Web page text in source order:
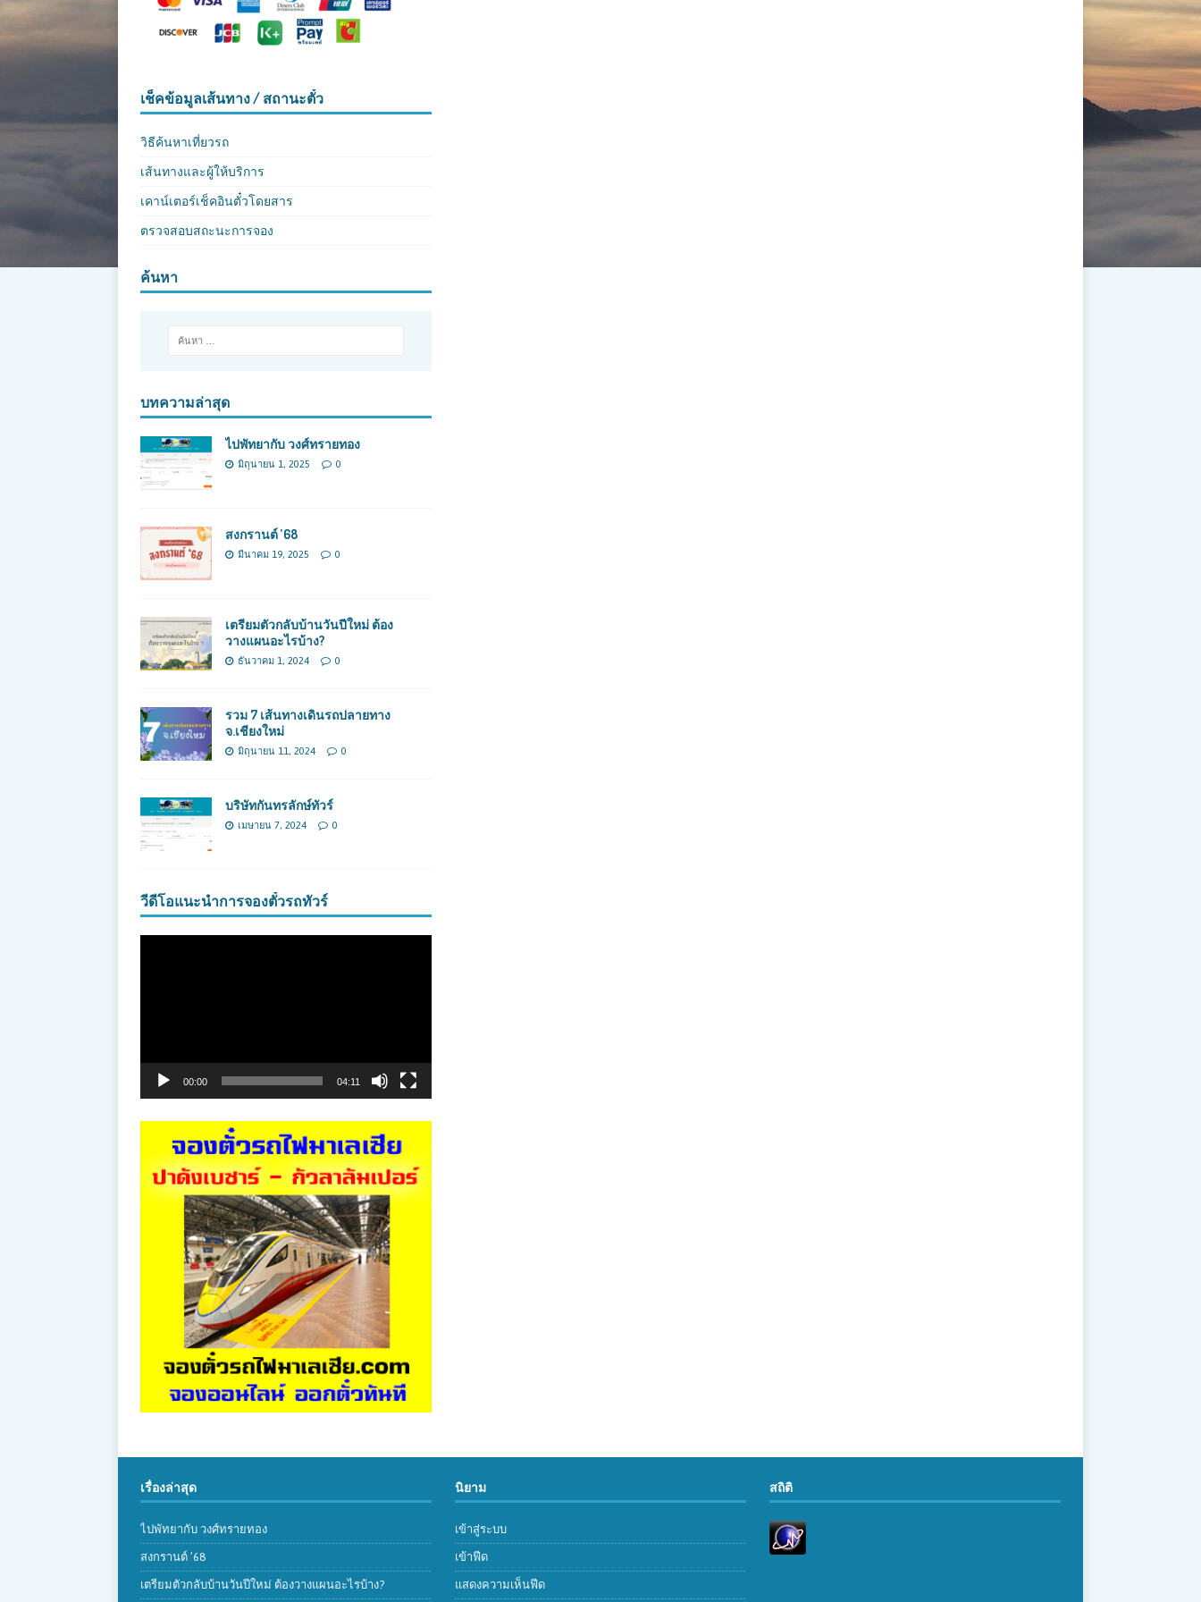
เช็คข้อมูลเส้นทาง / สถานะตั๋ว
วิธีค้นหาเที่ยวรถ
เส้นทางและผู้ให้บริการ
เคาน์เตอร์เช็คอินตั๋วโดยสาร
ตรวจสอบสถะนะการจอง
ค้นหา
บทความล่าสุด
ไปพัทยากับ วงศ์ทรายทอง
มิถุนายน 1, 2025 0
สงกรานต์ ’68
มีนาคม 19, 2025 0
เตรียมตัวกลับบ้านวันปีใหม่ ต้อง
วางแผนอะไรบ้าง?
ธันวาคม 1, 2024 0
รวม 7 เส้นทางเดินรถปลายทาง
จ.เชียงใหม่
มิถุนายน 11, 2024 0
บริษัทกันทรลักษ์ทัวร์
เมษายน 7, 2024 0
วีดีโอแนะนำการจองตั๋วรถทัวร์
00:00 04:11
เรื่องล่าสุด
ไปพัทยากับ วงศ์ทรายทอง
สงกรานต์ ’68
เตรียมตัวกลับบ้านวันปีใหม่ ต้องวางแผนอะไรบ้าง?
นิยาม
เข้าสู่ระบบ
เข้าฟีด
แสดงความเห็นฟีด
สถิติ